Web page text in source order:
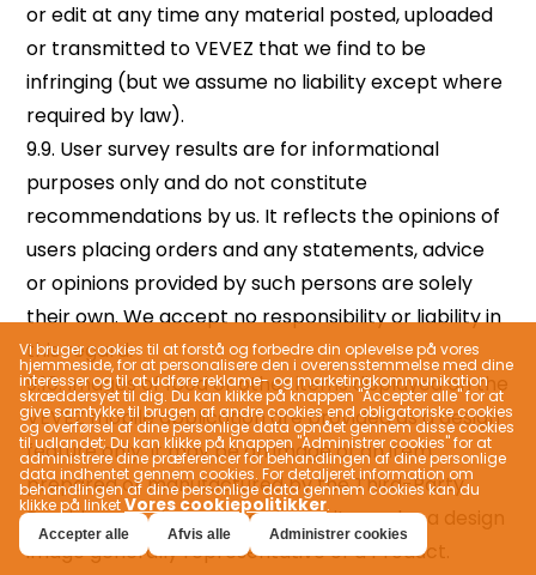
Vi bruger cookies til at forstå og forbedre din oplevelse på vores
hjemmeside, for at personalisere den i overensstemmelse med dine
interesser og til at udføre reklame- og marketingkommunikation
skræddersyet til dig. Du kan klikke på knappen "Accepter alle" for at
give samtykke til brugen af ​​andre cookies end obligatoriske cookies
og overførsel af dine personlige data opnået gennem disse cookies
til udlandet; Du kan klikke på knappen "Administrer cookies" for at
administrere dine præferencer for behandlingen af ​​dine personlige
data indhentet gennem cookies. For detaljeret information om
behandlingen af ​​dine personlige data gennem cookies kan du
klikke på linketVores cookiepolitikker.
Accepter alle Afvis alle Administrer cookies